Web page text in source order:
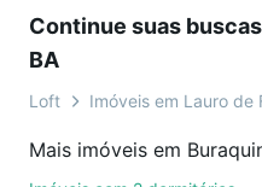
videochamada, é grátis,
ainda conta com mais
imobiliárias te ajudando
Continue suas
BA
Loft Imóveis em Lauro de
Mais imóveis em